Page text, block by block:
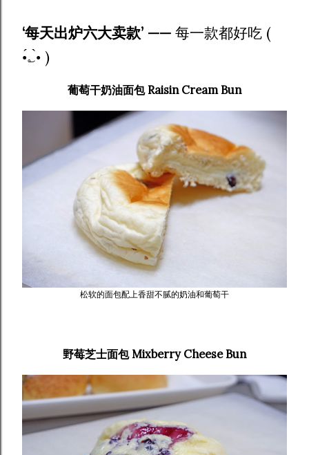
‘每天出炉六大卖款’ —— 每一款都好吃 (
•́؎•̀ )
葡萄干奶油面包 Raisin Cream Bun
松软的面包配上香甜不腻的奶油和葡萄干
野莓芝士面包 Mixberry Cheese Bun